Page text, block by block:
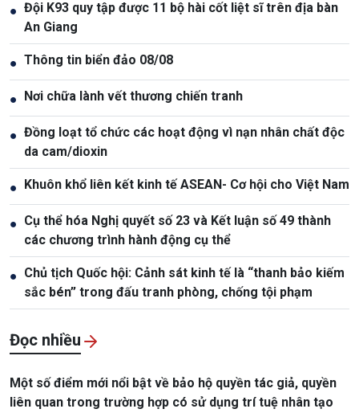
● Đội K93 quy tập được 11 bộ hài cốt liệt sĩ trên địa bàn
An Giang
● Thông tin biển đảo 08/08
● Nơi chữa lành vết thương chiến tranh
● Đồng loạt tổ chức các hoạt động vì nạn nhân chất độc
da cam/dioxin
● Khuôn khổ liên kết kinh tế ASEAN- Cơ hội cho Việt Nam
● Cụ thể hóa Nghị quyết số 23 và Kết luận số 49 thành
các chương trình hành động cụ thể
● Chủ tịch Quốc hội: Cảnh sát kinh tế là “thanh bảo kiếm
sắc bén” trong đấu tranh phòng, chống tội phạm
Đọc nhiều
Một số điểm mới nổi bật về bảo hộ quyền tác giả, quyền
liên quan trong trường hợp có sử dụng trí tuệ nhân tạo